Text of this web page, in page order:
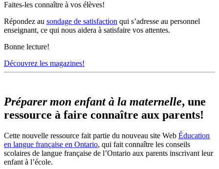
Faites-les connaître à vos élèves!
Répondez au sondage de satisfaction qui s’adresse au personnel
enseignant, ce qui nous aidera à satisfaire vos attentes.
Bonne lecture!
Découvrez les magazines!
Préparer mon enfant à la maternelle, une
ressource à faire connaître aux parents!
Cette nouvelle ressource fait partie du nouveau site Web Éducation
en langue française en Ontario, qui fait connaître les conseils
scolaires de langue française de l’Ontario aux parents inscrivant leur
enfant à l’école.